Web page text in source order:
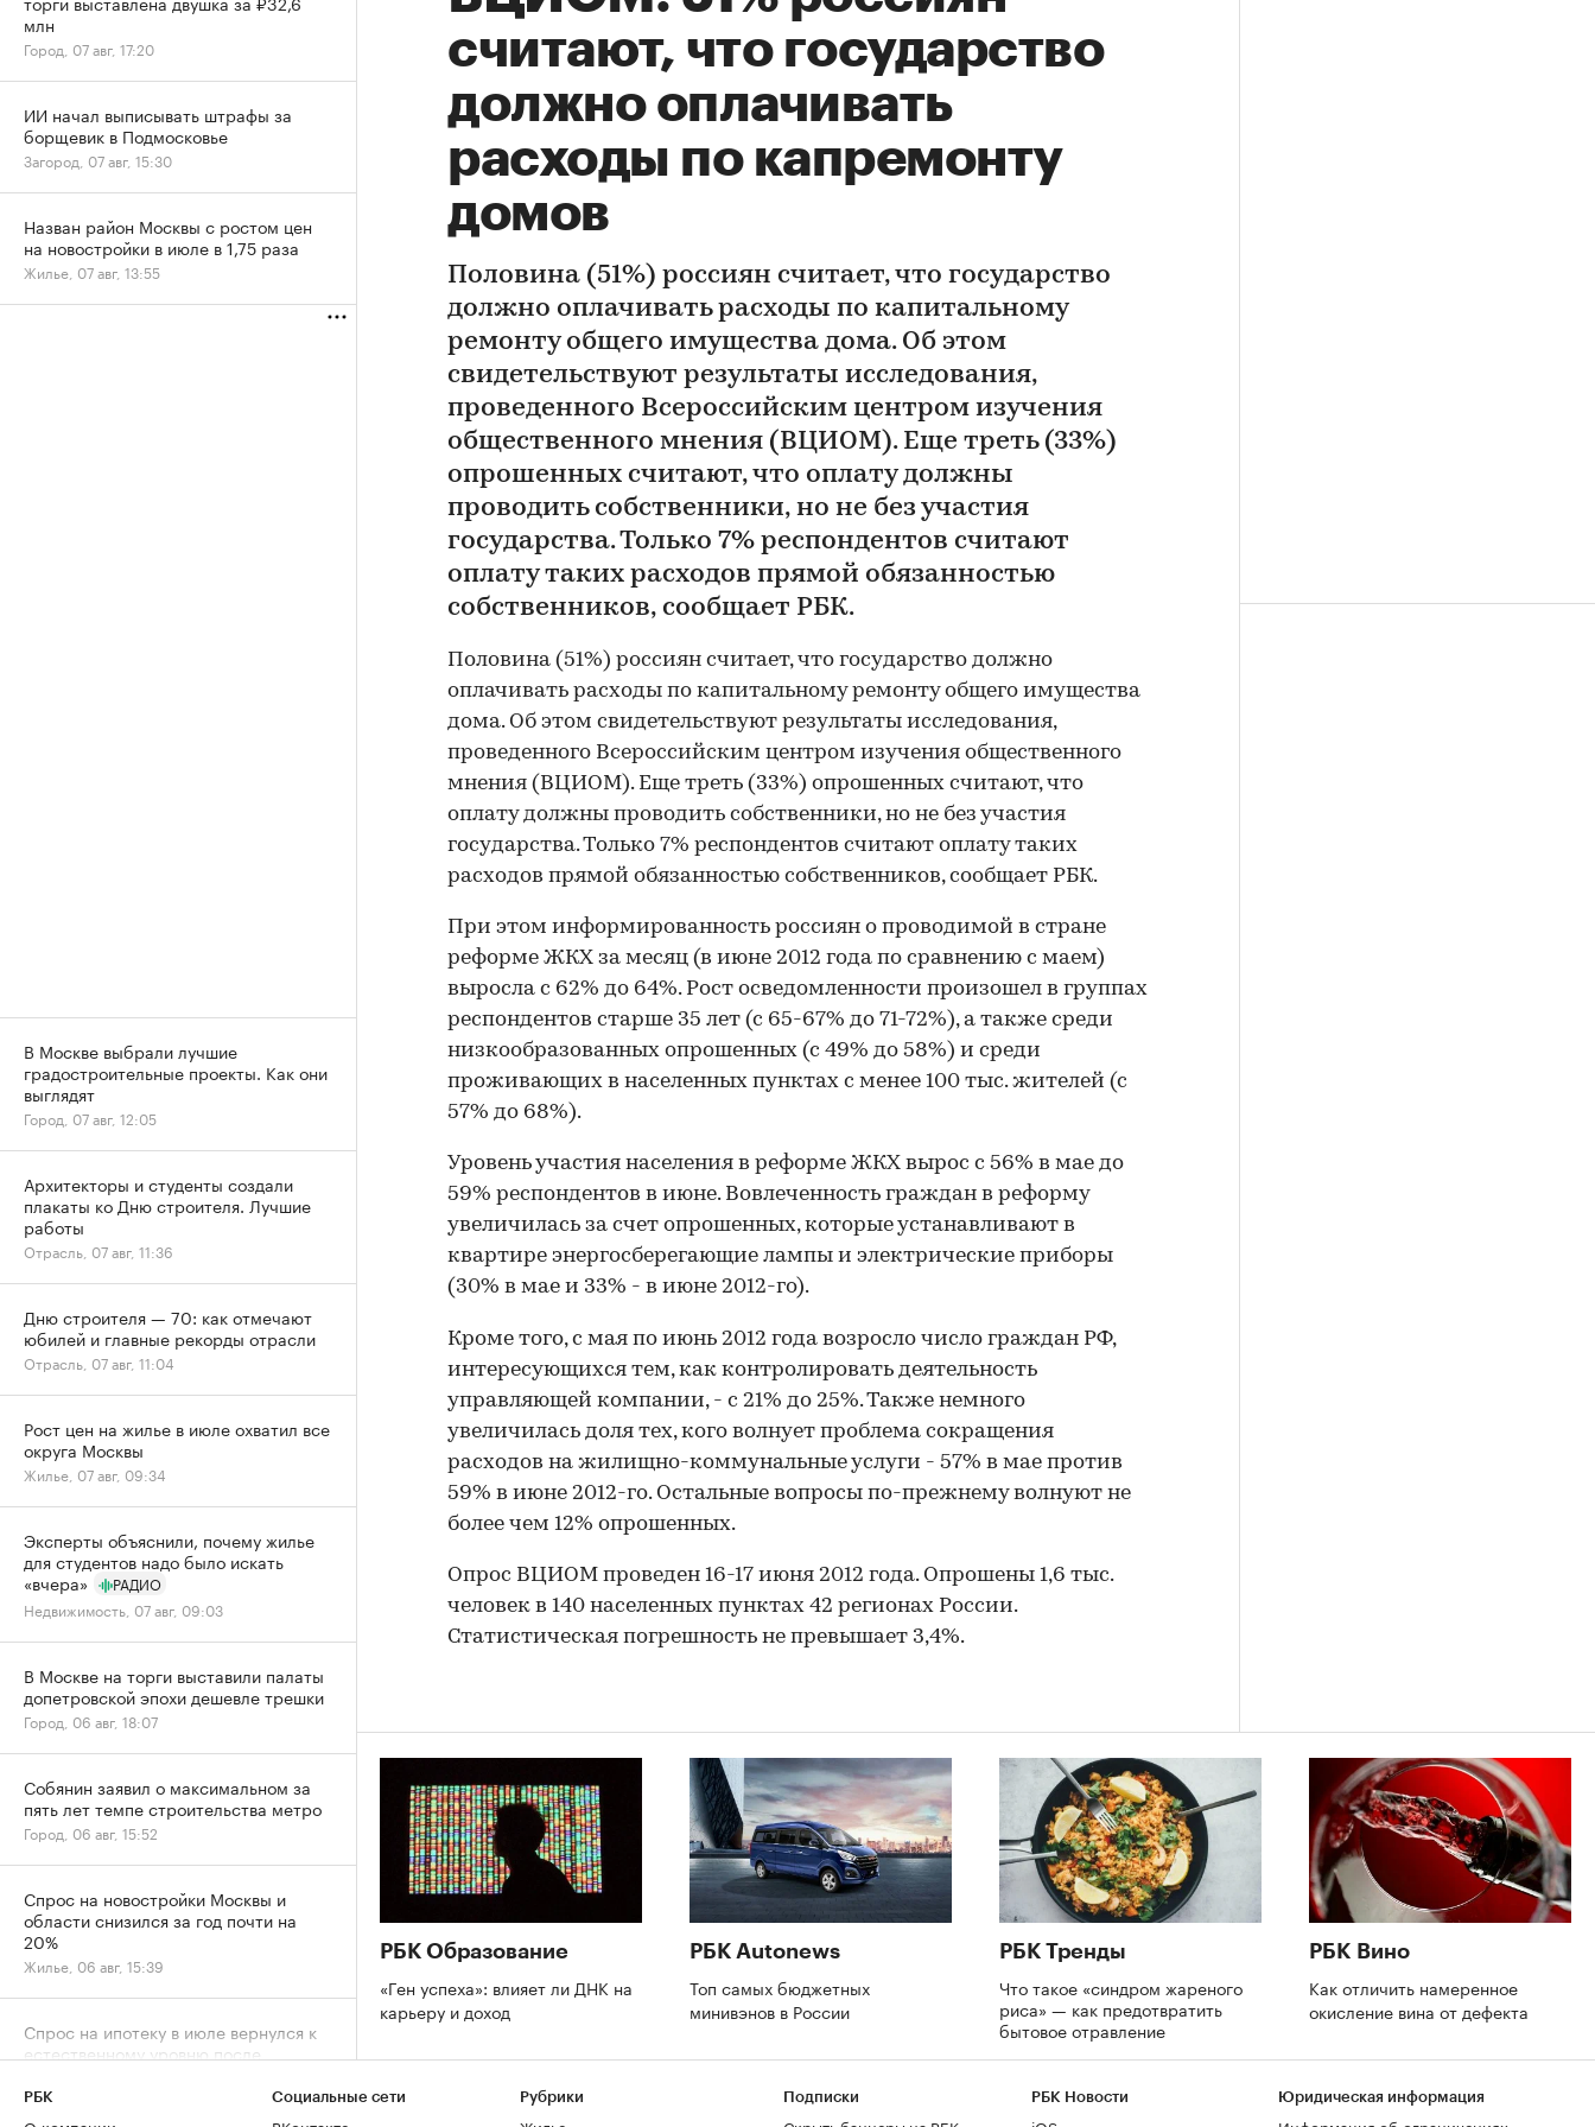
считают, что государство
должно оплачивать
расходы по капремонту
домов
Половина (51%) россиян считает, что государство
должно оплачивать расходы по капитальному
ремонту общего имущества дома. Об этом
свидетельствуют результаты исследования,
проведенного Всероссийским центром изучения
общественного мнения (ВЦИОМ). Еще треть (33%)
опрошенных считают, что оплату должны
проводить собственники, но не без участия
государства. Только 7% респондентов считают
оплату таких расходов прямой обязанностью
собственников, сообщает РБК.
Половина (51%) россиян считает, что государство должно
оплачивать расходы по капитальному ремонту общего имущества
дома. Об этом свидетельствуют результаты исследования,
проведенного Всероссийским центром изучения общественного
мнения (ВЦИОМ). Еще треть (33%) опрошенных считают, что
оплату должны проводить собственники, но не без участия
государства. Только 7% респондентов считают оплату таких
расходов прямой обязанностью собственников, сообщает РБК.
При этом информированность россиян о проводимой в стране
реформе ЖКХ за месяц (в июне 2012 года по сравнению с маем)
выросла с 62% до 64%. Рост осведомленности произошел в группах
респондентов старше 35 лет (с 65-67% до 71-72%), а также среди
низкообразованных опрошенных (с 49% до 58%) и среди
проживающих в населенных пунктах с менее 100 тыс. жителей (с
57% до 68%).
Уровень участия населения в реформе ЖКХ вырос с 56% в мае до
59% респондентов в июне. Вовлеченность граждан в реформу
увеличилась за счет опрошенных, которые устанавливают в
квартире энергосберегающие лампы и электрические приборы
(30% в мае и 33% - в июне 2012-го).
Кроме того, с мая по июнь 2012 года возросло число граждан РФ,
интересующихся тем, как контролировать деятельность
управляющей компании, - с 21% до 25%. Также немного
увеличилась доля тех, кого волнует проблема сокращения
расходов на жилищно-коммунальные услуги - 57% в мае против
59% в июне 2012-го. Остальные вопросы по-прежнему волнуют не
более чем 12% опрошенных.
Опрос ВЦИОМ проведен 16-17 июня 2012 года. Опрошены 1,6 тыс.
человек в 140 населенных пунктах 42 регионах России.
Статистическая погрешность не превышает 3,4%.
РБК Образование
«Ген успеха»: влияет ли ДНК на
карьеру и доход
РБК Autonews
Топ самых бюджетных
минивэнов в России
РБК Тренды
Что такое «синдром жареного
риса» — как предотвратить
бытовое отравление
РБК Вино
Как отличить намеренное
окисление вина от дефекта
млн
Город, 07 авг, 17:20
ИИ начал выписывать штрафы за
борщевик в Подмосковье
Загород, 07 авг, 15:30
Назван район Москвы с ростом цен
на новостройки в июле в 1,75 раза
Жилье, 07 авг, 13:55
В Москве выбрали лучшие
градостроительные проекты. Как они
выглядят
Город, 07 авг, 12:05
Архитекторы и студенты создали
плакаты ко Дню строителя. Лучшие
работы
Отрасль, 07 авг, 11:36
Дню строителя — 70: как отмечают
юбилей и главные рекорды отрасли
Отрасль, 07 авг, 11:04
Рост цен на жилье в июле охватил все
округа Москвы
Жилье, 07 авг, 09:34
Эксперты объяснили, почему жилье
для студентов надо было искать
«вчера»
РАДИО
Недвижимость, 07 авг, 09:03
В Москве на торги выставили палаты
допетровской эпохи дешевле трешки
Город, 06 авг, 18:07
Собянин заявил о максимальном за
пять лет темпе строительства метро
Город, 06 авг, 15:52
Спрос на новостройки Москвы и
области снизился за год почти на
20%
Жилье, 06 авг, 15:39
Спрос на ипотеку в июле вернулся к
естественному уровню после
Деньги, 06 авг, 13:32
РБК Социальные сети Рубрики Подписки РБК Новости Юридическая информация